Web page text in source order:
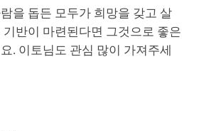
을 돕든 모두가 희망을 갖고 살
기반이 마련된다면 그것으로 좋은
. 이토님도 관심 많이 가져주세